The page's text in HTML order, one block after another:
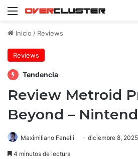
Menú
Inicio / Reviews
Reviews
Tendencia
Review Metroid
Beyond –
Maximiliano Fanelli diciembre 8, 2025
4 minutos de lectura